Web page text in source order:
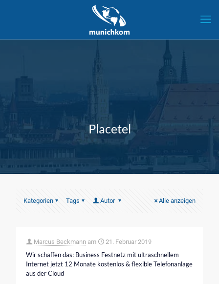
Placetel
Kategorien Tags Autor Alle anzeigen
Marcus Beckmann am 21. Februar 2019
Wir schaffen das: Business Festnetz mit ultraschnellem
Internet jetzt 12 Monate kostenlos & flexible Telefonanlage
aus der Cloud